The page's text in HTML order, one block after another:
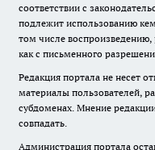
соответствии с
подлежит использованию
том числе воспроизведению,
как с письменного
Редакция портала не несет
материалы пользователей,
субдоменах. Мнение
совпадать.
Администрация портала